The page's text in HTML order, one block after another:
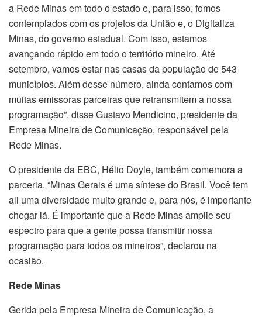
a Rede Minas em todo o estado e, para isso, fomos
contemplados com os projetos da União e, o Digitaliza
Minas, do governo estadual. Com isso, estamos
avançando rápido em todo o território mineiro. Até
setembro, vamos estar nas casas da população de 543
municípios. Além desse número, ainda contamos com
muitas emissoras parceiras que retransmitem a nossa
programação”, disse Gustavo Mendicino, presidente da
Empresa Mineira de Comunicação, responsável pela
Rede Minas.
O presidente da EBC, Hélio Doyle, também comemora a
parceria. “Minas Gerais é uma síntese do Brasil. Você tem
ali uma diversidade muito grande e, para nós, é importante
chegar lá. É importante que a Rede Minas amplie seu
espectro para que a gente possa transmitir nossa
programação para todos os mineiros”, declarou na
ocasião.
Rede Minas
Gerida pela Empresa Mineira de Comunicação, a